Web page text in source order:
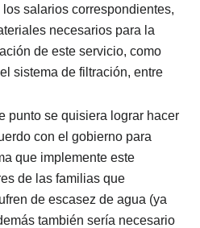
salarios correspondientes,
necesarios para la
de este servicio, como
sistema de filtración, entre
punto se quisiera lograr hacer
con el gobierno para
que implemente este
de las familias que
de escasez de agua (ya
también sería necesario